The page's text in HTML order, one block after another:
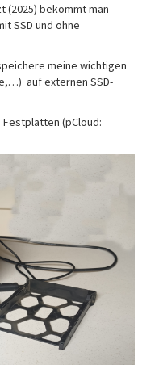
(2025) bekommt man
SSD und ohne
meine wichtigen
auf externen SSD-
(pCloud: